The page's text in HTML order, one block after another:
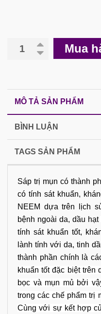
Mua
MÔ TẢ SẢN PHẨM
BÌNH LUẬN
TAGS SẢN PHẨM
Sáp trị mụn có thành
có tính sát khuẩn,
NEEM dựa trên lịch
bệnh ngoài da, dầu
tính sát khuẩn tốt,
lành tính với da, tinh
thành phần chính là
khuẩn tốt đặc biệt trên
bọc và mụn mủ bởi
trong các chế phẩm trị
Cùng với sự kết hợp